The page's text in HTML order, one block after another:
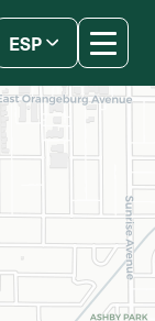
ESP